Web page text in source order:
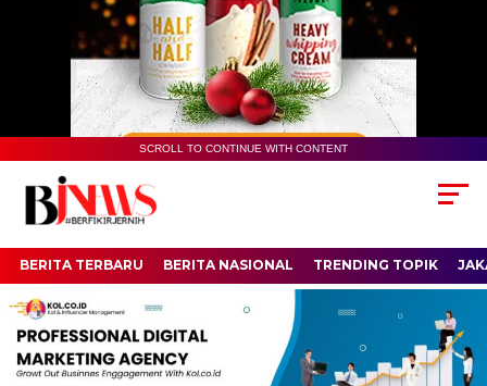
SCROLL TO CONTINUE WITH CONTENT
BERITA TERBARU BERITA NASIONAL TRENDING TOPIK